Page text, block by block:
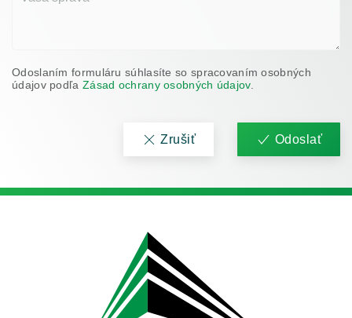
Odoslaním formuláru súhlasíte so spracovaním osobných
údajov podľa Zásad ochrany osobných údajov.
Zrušiť Odoslať